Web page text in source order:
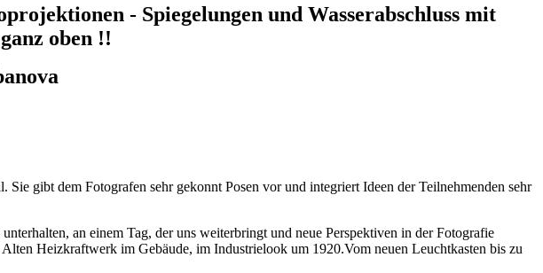
- Spiegelungen und Wasserabschluss mit
oben !!
gibt dem Fotografen sehr gekonnt Posen vor und integriert Ideen der Teilnehmenden sehr
an einem Tag, der uns weiterbringt und neue Perspektiven in der Fotografie
Heizkraftwerk im Gebäude, im Industrielook um 1920.Vom neuen Leuchtkasten bis zu